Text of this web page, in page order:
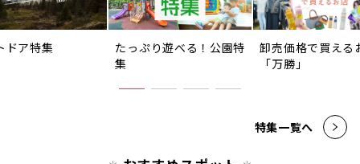
ドア特集
たっぷり遊べる！公園特
集
卸売価格で買える
「万勝」
特集一覧へ